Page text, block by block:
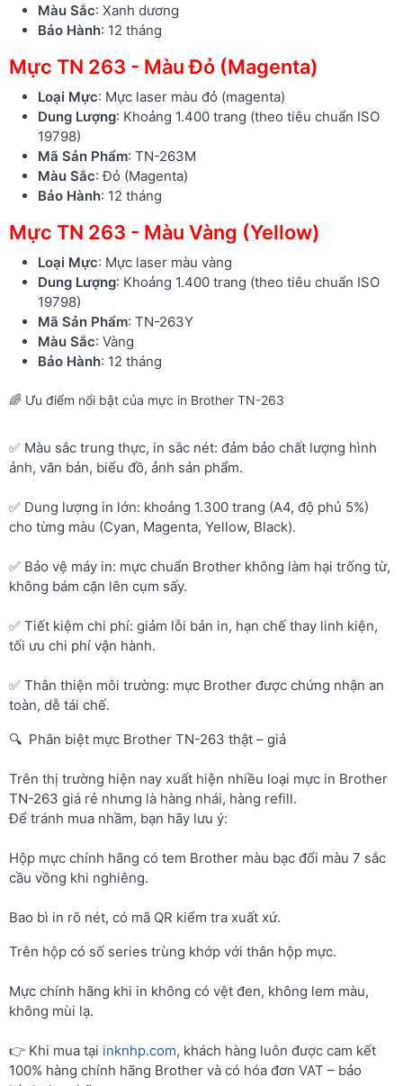
Màu Sắc: Xanh dương
Bảo Hành: 12 tháng
Mực TN 263 - Màu Đỏ (Magenta)
Loại Mực: Mực laser màu đỏ (magenta)
Dung Lượng: Khoảng 1.400 trang (theo tiêu chuẩn ISO
19798)
Mã Sản Phẩm: TN-263M
Màu Sắc: Đỏ (Magenta)
Bảo Hành: 12 tháng
Mực TN 263 - Màu Vàng (Yellow)
Loại Mực: Mực laser màu vàng
Dung Lượng: Khoảng 1.400 trang (theo tiêu chuẩn ISO
19798)
Mã Sản Phẩm: TN-263Y
Màu Sắc: Vàng
Bảo Hành: 12 tháng
🌈 Ưu điểm nổi bật của mực in Brother TN-263
✅ Màu sắc trung thực, in sắc nét: đảm bảo chất lượng hình
ảnh, văn bản, biểu đồ, ảnh sản phẩm.
✅ Dung lượng in lớn: khoảng 1.300 trang (A4, độ phủ 5%)
cho từng màu (Cyan, Magenta, Yellow, Black).
✅ Bảo vệ máy in: mực chuẩn Brother không làm hại trống từ,
không bám cặn lên cụm sấy.
✅ Tiết kiệm chi phí: giảm lỗi bản in, hạn chế thay linh kiện,
tối ưu chi phí vận hành.
✅ Thân thiện môi trường: mực Brother được chứng nhận an
toàn, dễ tái chế.
🔍 Phân biệt mực Brother TN-263 thật – giả
Trên thị trường hiện nay xuất hiện nhiều loại mực in Brother
TN-263 giá rẻ nhưng là hàng nhái, hàng refill.
Để tránh mua nhầm, bạn hãy lưu ý:
Hộp mực chính hãng có tem Brother màu bạc đổi màu 7 sắc
cầu vồng khi nghiêng.
Bao bì in rõ nét, có mã QR kiểm tra xuất xứ.
Trên hộp có số series trùng khớp với thân hộp mực.
Mực chính hãng khi in không có vệt đen, không lem màu,
không mùi lạ.
👉 Khi mua tại inknhp.com, khách hàng luôn được cam kết
100% hàng chính hãng Brother và có hóa đơn VAT – bảo